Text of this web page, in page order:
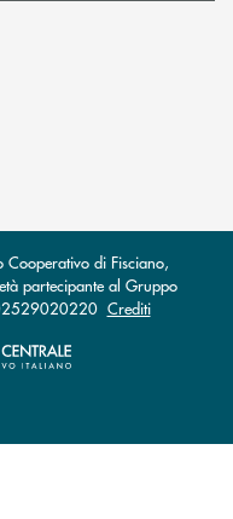
apre l’app di posta
di Fisciano,
partecipante al Gruppo
Crediti